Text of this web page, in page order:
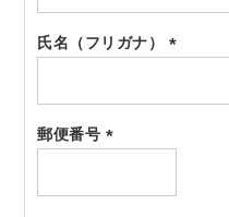
須)
氏名（フリガナ）
須)
郵便番号
須)